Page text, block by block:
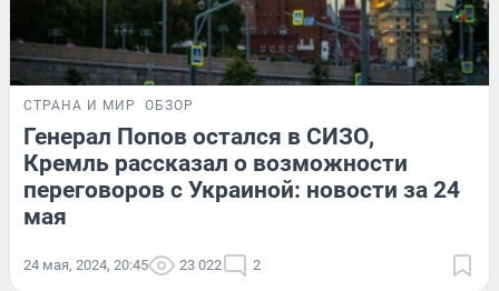
СТРАНА И МИР ОБЗОР
Генерал Попов остался в СИЗО,
Кремль рассказал о возможности
переговоров с Украиной: новости за 24
мая
24 мая, 2024, 20:45 23 022 2